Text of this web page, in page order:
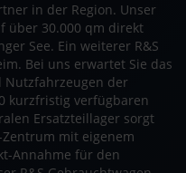
in der Region. Unser
über 30.000 qm direkt
See. Ein weiterer R&S
Bei uns erwartet Sie das
Nutzfahrzeugen der
kurzfristig verfügbaren
Ersatzteillager sorgt
mit eigenem
Annahme für den